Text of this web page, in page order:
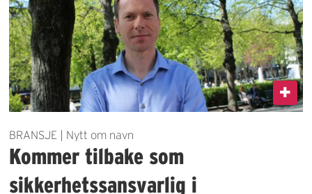
BRANSJE | Nytt om navn
Kommer tilbake som
sikkerhetssansvarlig i